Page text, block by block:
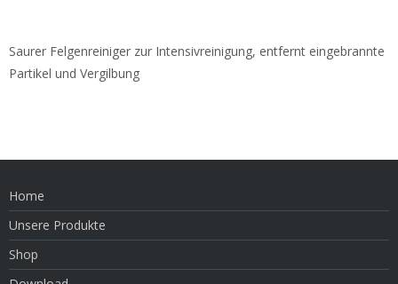
Saurer Felgenreiniger zur Intensivreinigung, entfernt eingebrannte
Partikel und Vergilbung
Home
Unsere Produkte
Shop